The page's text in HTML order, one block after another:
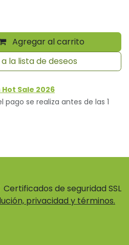
Agregar al carrito
la lista de deseos
Sale 2026
pago se realiza antes de las 1
Certificados de seguridad SSL
privacidad y términos.